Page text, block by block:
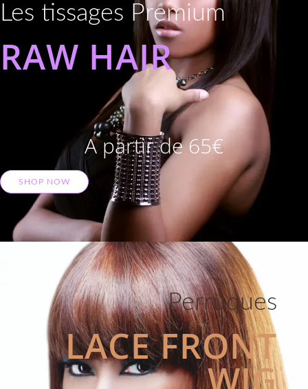
Les tissages Premium
RAW HAIR
A partir de 65€
SHOP NOW
Perruques
LACE FRONT